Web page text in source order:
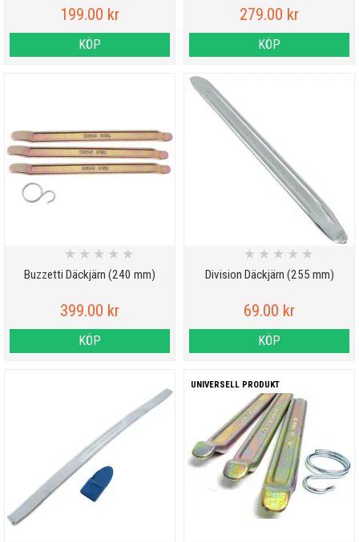
199.00 kr
KÖP
279.00 kr
KÖP
Buzzetti Däckjärn (240 mm)
★ ★ ★ ★ ★
399.00 kr
KÖP
Division Däckjärn (255 mm)
★ ★ ★ ★ ★
69.00 kr
KÖP
UNIVERSELL PRODUKT